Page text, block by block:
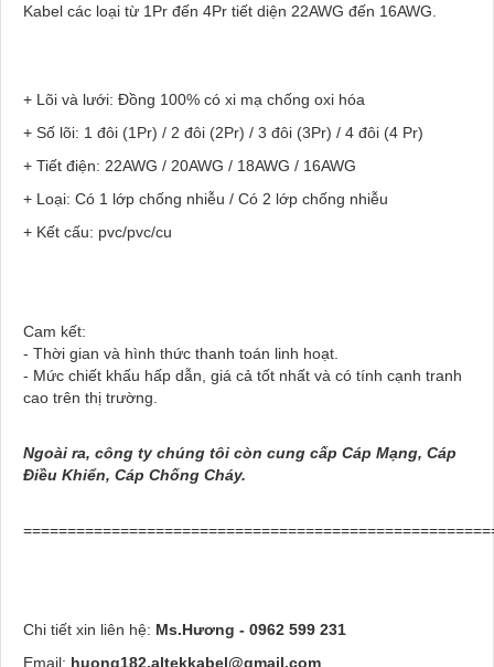
Kabel các loại từ 1Pr đến 4Pr tiết diện 22AWG đến 16AWG.
+ Lõi và lưới: Đồng 100% có xi mạ chống oxi hóa
+ Số lõi: 1 đôi (1Pr) / 2 đôi (2Pr) / 3 đôi (3Pr) / 4 đôi (4 Pr)
+ Tiết điện: 22AWG / 20AWG / 18AWG / 16AWG
+ Loại: Có 1 lớp chống nhiễu / Có 2 lớp chống nhiễu
+ Kết cấu: pvc/pvc/cu
Cam kết:
- Thời gian và hình thức thanh toán linh hoạt.
- Mức chiết khấu hấp dẫn, giá cả tốt nhất và có tính cạnh tranh
cao trên thị trường.
Ngoài ra, công ty chúng tôi còn cung cấp Cáp Mạng, Cáp
Điều Khiển, Cáp Chống Cháy.
Chi tiết xin liên hệ: Ms.Hương - 0962 599 231
Email: huong182.altekkabel@gmail.com